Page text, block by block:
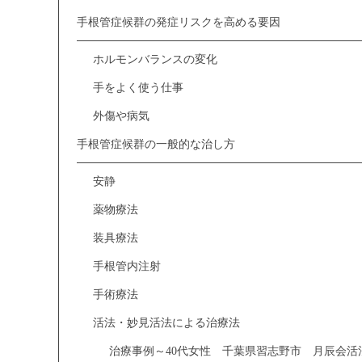
手根管症候群の発症リスクを高める要因
ホルモンバランスの変化
手をよく使う仕事
外傷や病気
手根管症候群の一般的な治し方
安静
薬物療法
装具療法
手根管内注射
手術療法
活法・妙見活法による治療法
治療事例～40代女性 千葉県習志野市 月辰会活